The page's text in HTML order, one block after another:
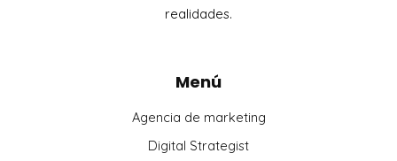
realidades.
Menú
Agencia de marketing
Digital Strategist